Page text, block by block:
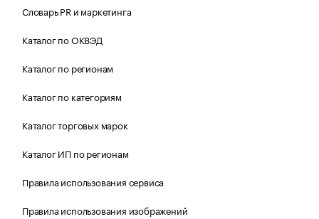
Словарь PR и маркетинга
Каталог по ОКВЭД
Каталог по регионам
Каталог по категориям
Каталог торговых марок
Каталог ИП по регионам
Правила использования сервиса
Правила использования изображений